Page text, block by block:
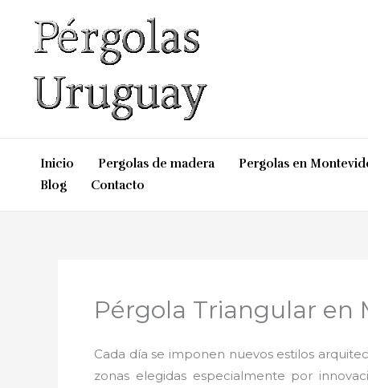
contenido
Inicio Pergolas de madera Pergolas en
Blog
Contacto
Pérgola Triangular en
Cada día se imponen nuevos estilos
zonas elegidas especialmente por